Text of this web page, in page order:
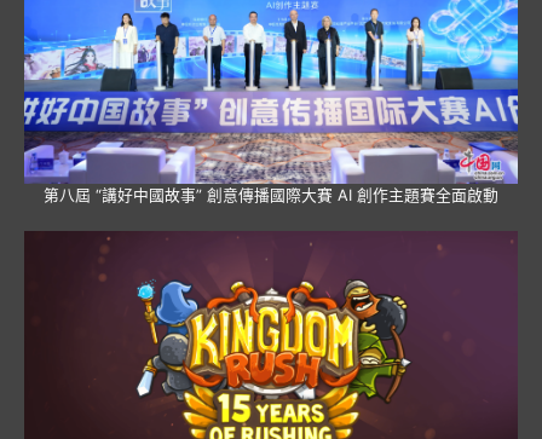
第八屆 “講好中國故事” 創意傳播國際大賽 AI 創作主題賽全面啟動